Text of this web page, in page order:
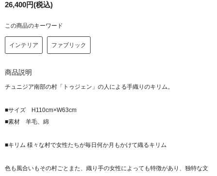
26,400円(税込)
この商品のキーワード
インテリア ファブリック
商品説明
チュニジア南部の村「トゥジェン」の人による手織りのキリム。
■サイズ H110cm×W63cm
■素材 羊毛、綿
■キリム 様々な村で女性たちが毎日何か月もかけて織るキリム
色も風合いもその村ごとまた、織り手の女性によっても特徴があり、独特な文